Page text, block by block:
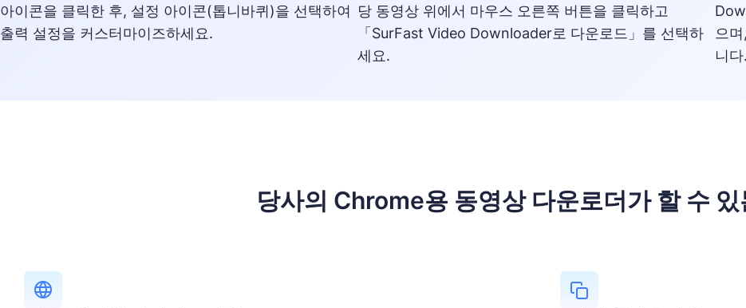
아이콘을 클릭한 후, 설정 아이콘(톱니바퀴)을 선택하여
출력 설정을 커스터마이즈하세요.
당 동영상 위에서 마우스 오른쪽 버튼을 클릭하고
「SurFast Video Downloader로 다운로드」를 선택하
세요.
으
니다.
당사의 Chrome용 동영상 다운로더가 할 수 있